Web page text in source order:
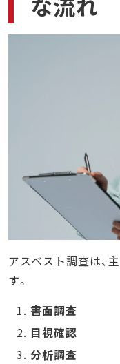
アスベスト調査は、
す。
書面調査
目視確認
分析調査